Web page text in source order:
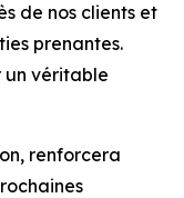
de nos clients et
prenantes.
un véritable
renforcera